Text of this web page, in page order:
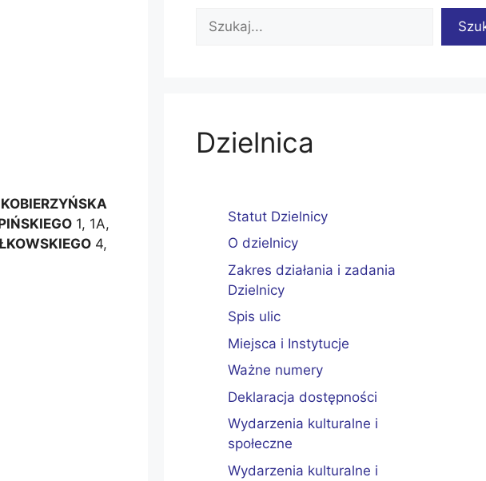
KOBIERZYŃSKA
1, 1A,
4,
Dzielnica
Statut Dzielnicy
O dzielnicy
Zakres działania i zadania
Dzielnicy
Spis ulic
Miejsca i Instytucje
Ważne numery
Deklaracja dostępności
Wydarzenia kulturalne i
społeczne
Wydarzenia kulturalne i